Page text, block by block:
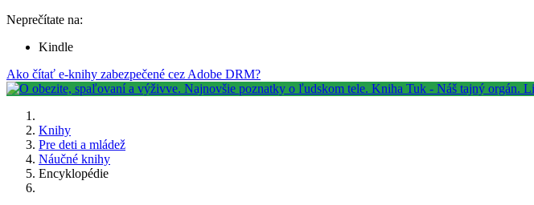
Neprečítate na:
Kindle
Ako čítať e-knihy zabezpečené cez Adobe DRM?
Knihy
Pre deti a mládež
Náučné knihy
Encyklopédie